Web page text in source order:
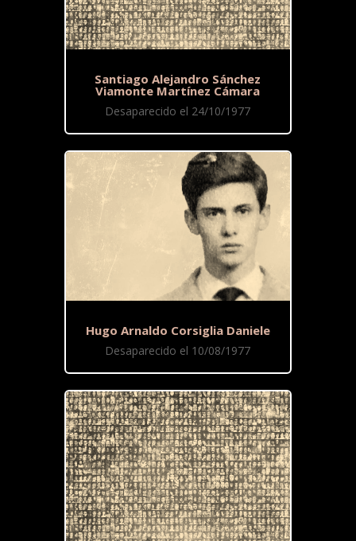
Santiago Alejandro Sánchez
Viamonte Martínez Cámara
Desaparecido el 24/10/1977
Hugo Arnaldo Corsiglia Daniele
Desaparecido el 10/08/1977